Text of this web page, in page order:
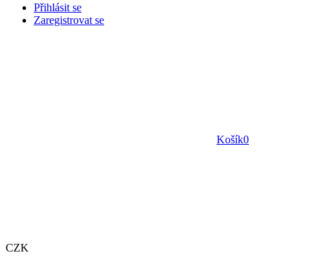
Přihlásit se
Zaregistrovat se
Košík0
CZK